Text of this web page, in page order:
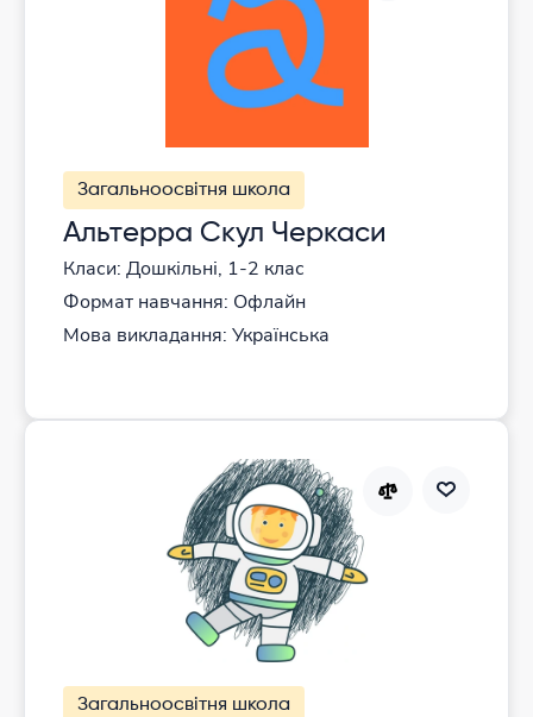
Загальноосвітня школа
Альтерра Скул Черкаси
Класи: Дошкільні, 1-2 клас
Формат навчання: Офлайн
Мова викладання: Українська
Загальноосвітня школа